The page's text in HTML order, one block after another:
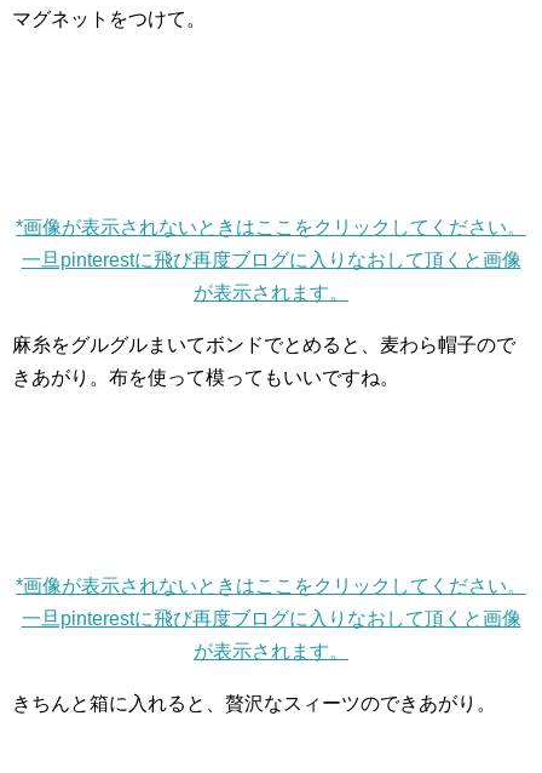
マグネットをつけて。
*画像が表示されないときはここをクリックしてください。
一旦pinterestに飛び再度ブログに入りなおして頂くと画像
が表示されます。
麻糸をグルグルまいてボンドでとめると、麦わら帽子ので
きあがり。布を使って模ってもいいですね。
*画像が表示されないときはここをクリックしてください。
一旦pinterestに飛び再度ブログに入りなおして頂くと画像
が表示されます。
きちんと箱に入れると、贅沢なスィーツのできあがり。